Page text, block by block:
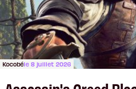
Kocobéle 8 juillet 2026